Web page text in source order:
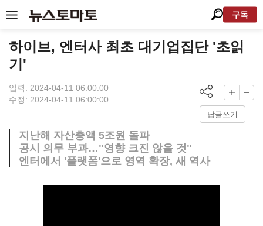
구독
하이브, 엔터사 최초 대기업집단 '초읽
기'
입력: 2024-04-11 06:00:00
수정: 2024-04-11 06:00:00
답글쓰기
지난해 자산총액 5조원 돌파
공시 의무 부과…"영향 크진 않을 것"
엔터에서 '플랫폼'으로 영역 확장, 새 역사